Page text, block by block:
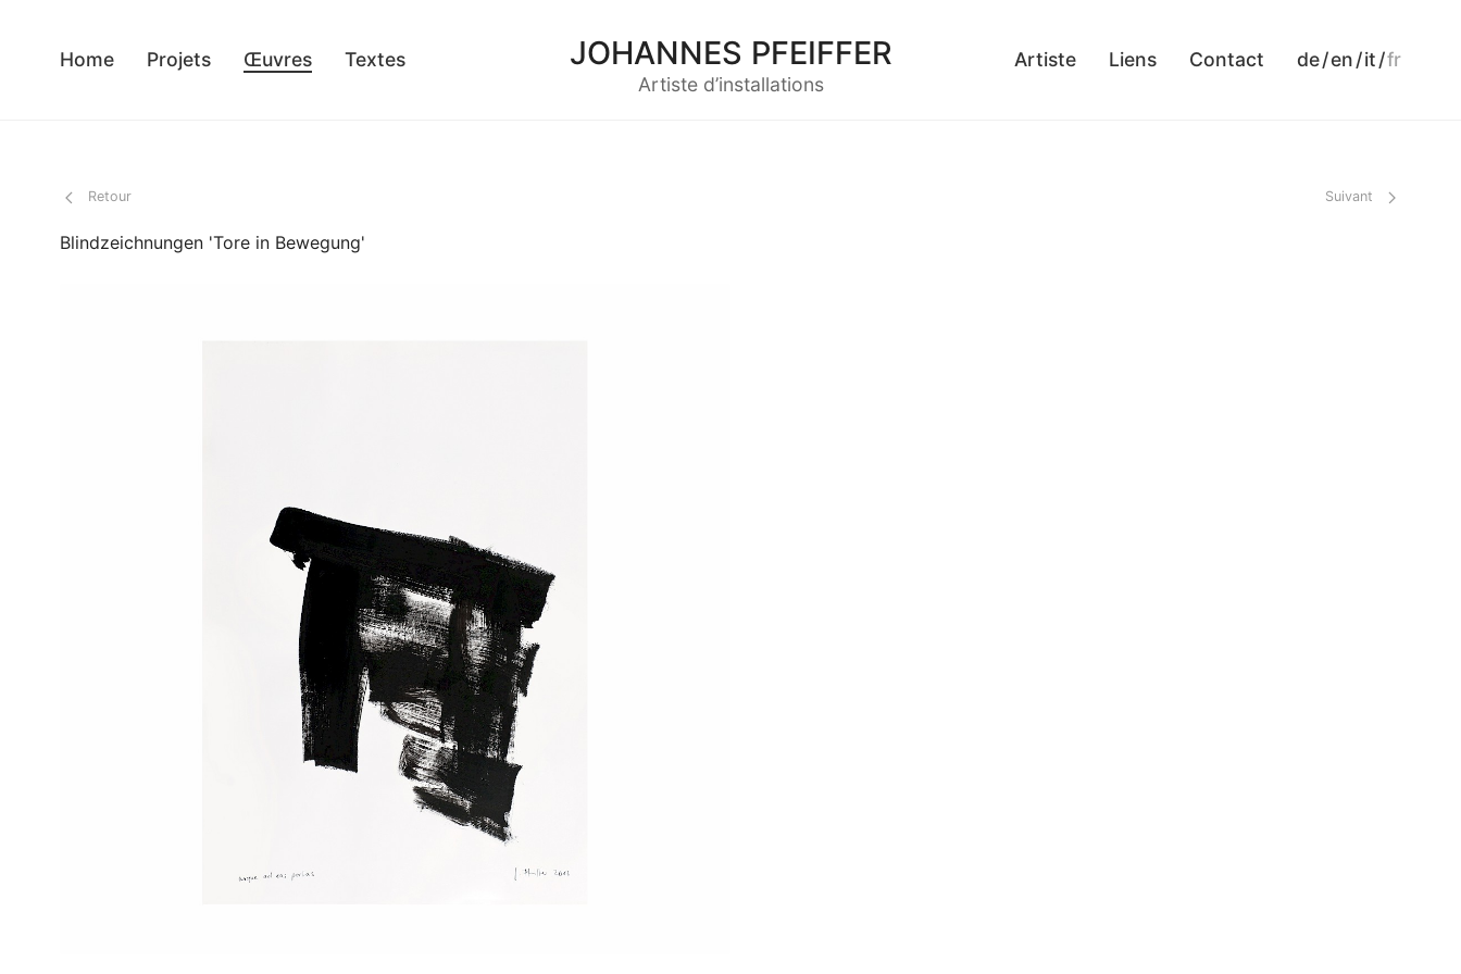
Home Projets Œuvres Textes JOHANNES PFEIFFER
Artiste d’installations
Artiste Liens Contact de/en/it/fr
Retour Suivant
Blindzeichnungen 'Tore in Bewegung'